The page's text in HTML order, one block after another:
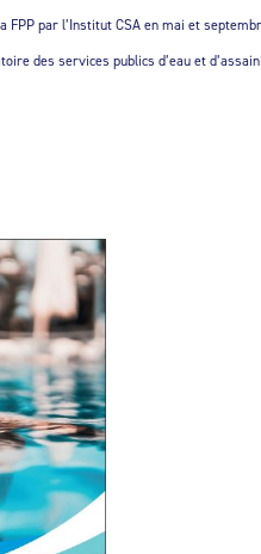
par l’Institut CSA en mai et
des services publics d’eau et